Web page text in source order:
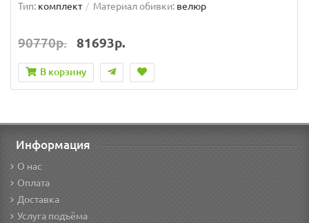
Тип: комплект Материал обивки: велюр
90770р. 81693р.
В корзину
Информация
О нас
Оплата
Доставка
Услуга подъёма